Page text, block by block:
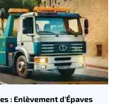
: Enlèvement d'Épaves